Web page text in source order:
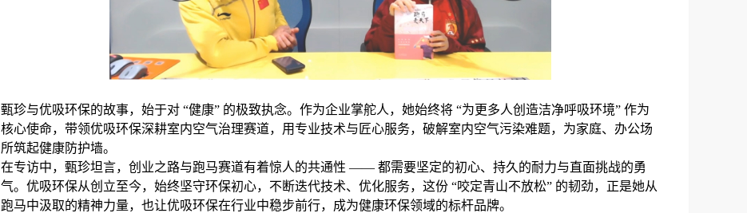
甄珍与优吸环保的故事，始于对 “健康” 的极致执念。作为企业掌舵人，她始终将 “为更多人创造洁净呼吸环境” 作为
核心使命，带领优吸环保深耕室内空气治理赛道，用专业技术与匠心服务，破解室内空气污染难题，为家庭、办公场
所筑起健康防护墙。
在专访中，甄珍坦言，创业之路与跑马赛道有着惊人的共通性 —— 都需要坚定的初心、持久的耐力与直面挑战的勇
气。优吸环保从创立至今，始终坚守环保初心，不断迭代技术、优化服务，这份 “咬定青山不放松” 的韧劲，正是她从
跑马中汲取的精神力量，也让优吸环保在行业中稳步前行，成为健康环保领域的标杆品牌。